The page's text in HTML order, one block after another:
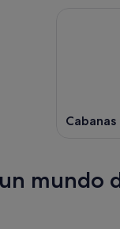
Cabanas
mundo